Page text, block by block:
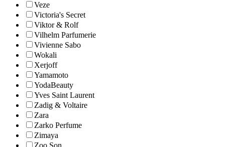
Veze
Victoria's Secret
Viktor & Rolf
Vilhelm Parfumerie
Vivienne Sabo
Wokali
Xerjoff
Yamamoto
YodaBeauty
Yves Saint Laurent
Zadig & Voltaire
Zara
Zarko Perfume
Zimaya
Zoo Son